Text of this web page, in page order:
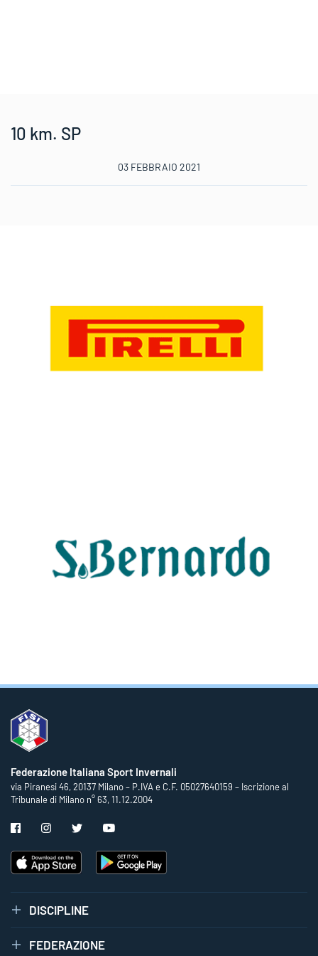
10 km. SP
03 FEBBRAIO 2021
Federazione Italiana Sport Invernali
via Piranesi 46, 20137 Milano – P.IVA e C.F. 05027640159 – Iscrizione al
Tribunale di Milano n° 63, 11.12.2004
DISCIPLINE
FEDERAZIONE